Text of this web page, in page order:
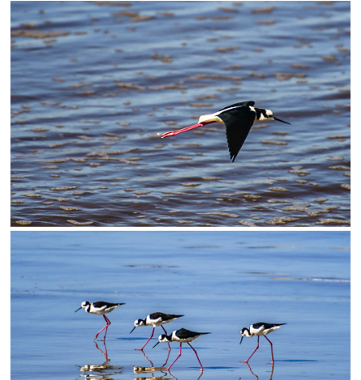
Status
SALVAR